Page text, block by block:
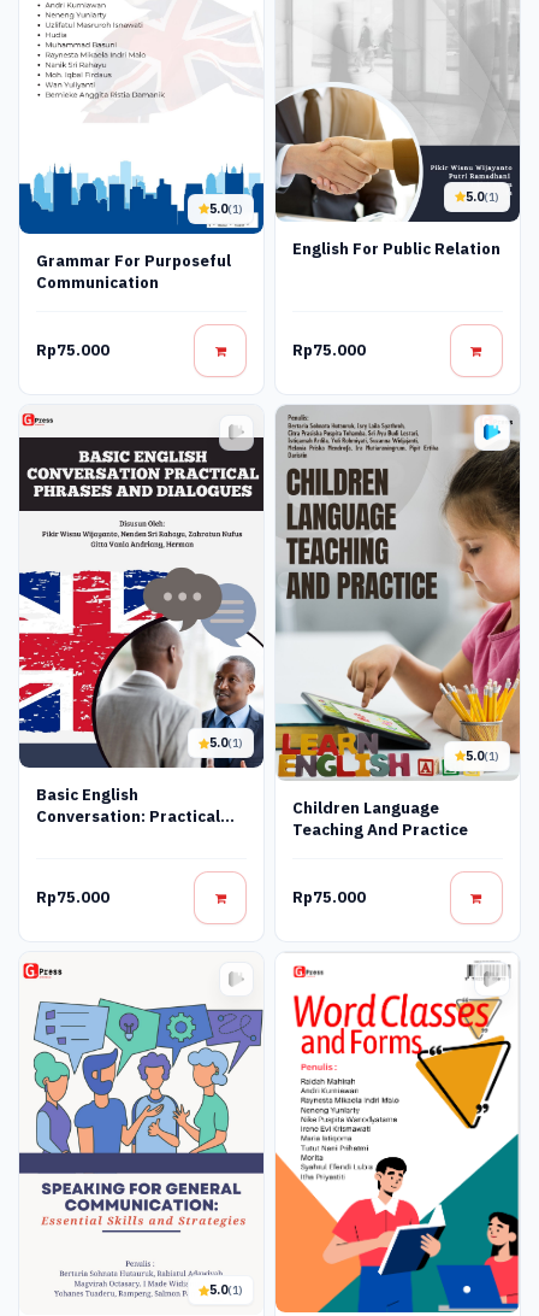
5.0(1)
Grammar For Purposeful
Communication
Rp75.000
5.0(1)
English For Public Relation
Rp75.000
5.0(1)
Basic English
Conversation: Practical
Rp75.000
5.0(1)
Children Language
Teaching And Practice
Rp75.000
5.0(1)